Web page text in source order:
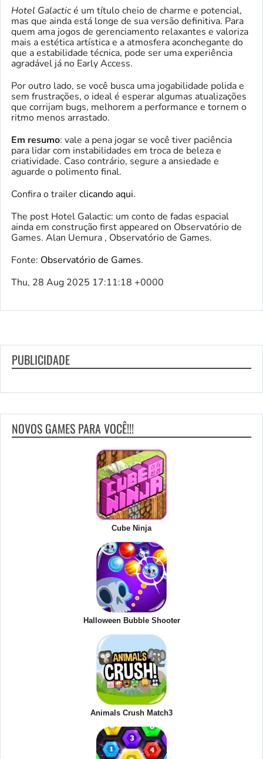
Hotel Galacticé um título cheio de charme e potencial,
mas que ainda está longe de sua versão definitiva. Para
quem ama jogos de gerenciamento relaxantes e valoriza
mais a estética artística e a atmosfera aconchegante do
que a estabilidade técnica, pode ser uma experiência
agradável já no Early Access.
Por outro lado, se você busca uma jogabilidade polida e
sem frustrações, o ideal é esperar algumas atualizações
que corrijam bugs, melhorem a performance e tornem o
ritmo menos arrastado.
Em resumo: vale a pena jogar se você tiver paciência
para lidar com instabilidades em troca de beleza e
criatividade. Caso contrário, segure a ansiedade e
aguarde o polimento final.
Confira o trailerclicando aqui.
The post Hotel Galactic: um conto de fadas espacial
ainda em construção first appeared on Observatório de
Games. Alan Uemura , Observatório de Games.
Fonte: Observatório de Games.
Thu, 28 Aug 2025 17:11:18 +0000
PUBLICIDADE
NOVOS GAMES PARA VOCÊ!!!
Cube Ninja
Halloween Bubble Shooter
Animals Crush Match3